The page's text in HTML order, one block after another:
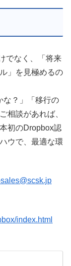
でなく、「将来
」を見極めるの
な？」「移行の
相談があれば、
初のDropbox認
ウで、最適な環
index.html